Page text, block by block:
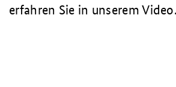
erfahren Sie in unserem Video.